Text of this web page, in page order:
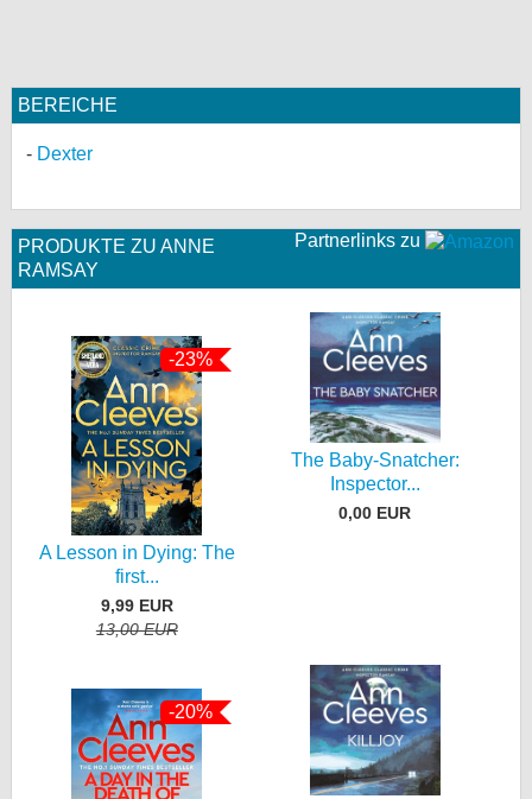
BEREICHE
Dexter
Partnerlinks zu
PRODUKTE ZU ANNE
RAMSAY
-23%
A Lesson in Dying: The
first...
9,99 EUR
13,00 EUR
The Baby-Snatcher:
Inspector...
0,00 EUR
-20%